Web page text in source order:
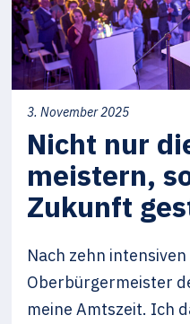
3. November 2025
Nicht nur
meistern,
Zukunft
Nach zehn
Oberbürgermeister
meine Amtszeit. Ich